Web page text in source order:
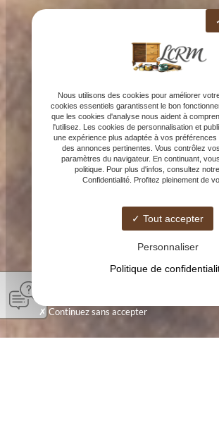
Nous utilisons des cookies pour améliorer
cookies essentiels garantissent le bon
que les cookies d'analyse nous aident à
l'utilisez. Les cookies de personnalisation et
une expérience plus adaptée à vos préférences
des annonces pertinentes. Vous contrôlez
paramètres du navigateur. En continuant,
politique. Pour plus d'infos, consultez
Confidentialité. Profitez pleinement de
Tout accepter
Personnaliser
Politique de
Continuez sans accepter